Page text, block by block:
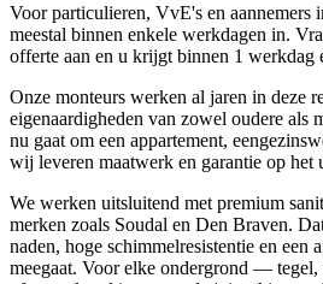
Voor particulieren, VvE's en aannemers
meestal binnen enkele werkdagen in.
offerte aan en u krijgt binnen 1 werkdag
Onze monteurs werken al jaren in deze
eigenaardigheden van zowel oudere als
nu gaat om een appartement,
wij leveren maatwerk en garantie op het
We werken uitsluitend met premium
merken zoals Soudal en Den Braven.
naden, hoge schimmelresistentie en een
meegaat. Voor elke ondergrond — tegel,